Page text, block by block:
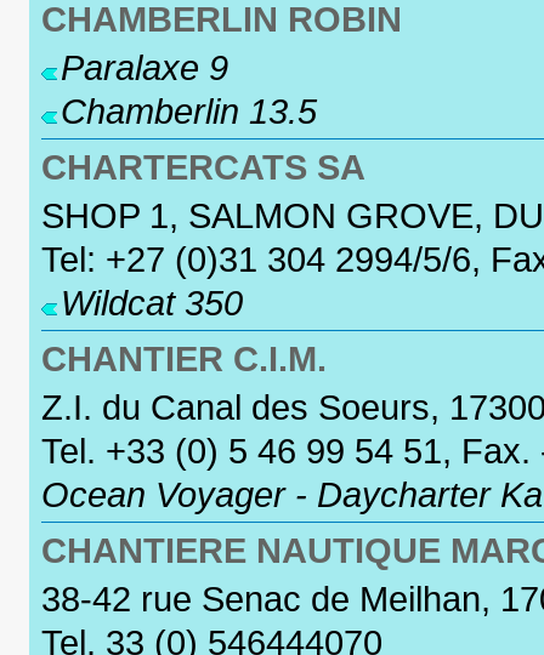
CHAMBERLIN ROBIN
Paralaxe 9
Chamberlin 13.5
CHARTERCATS SA
SHOP 1, SALMON GROVE,
Tel: +27 (0)31 304 2994/5/6,
Wildcat 350
CHANTIER C.I.M.
Z.I. du Canal des Soeurs,
Tel. +33 (0) 5 46 99 54 51,
Ocean Voyager - Daycharter
CHANTIERE NAUTIQUE
38-42 rue Senac de Meilhan,
Tel. 33 (0) 546444070